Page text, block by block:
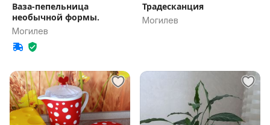
Ваза-пепельница
необычной формы.
Могилев
Традесканция
Могилев